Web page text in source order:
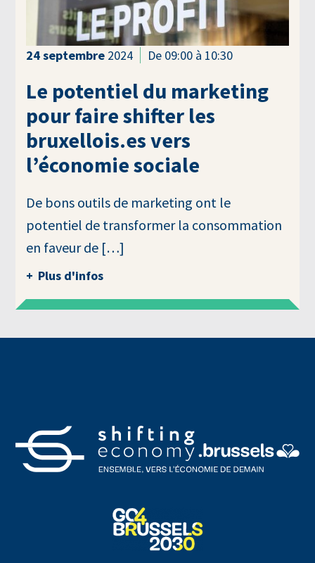
24septembre 2024 De 09:00 à 10:30
Le potentiel du marketing
pour faire shifter les
bruxellois.es vers
l’économie sociale
De bons outils de marketing ont le
potentiel de transformer la consommation
en faveur de […]
Plus d'infos